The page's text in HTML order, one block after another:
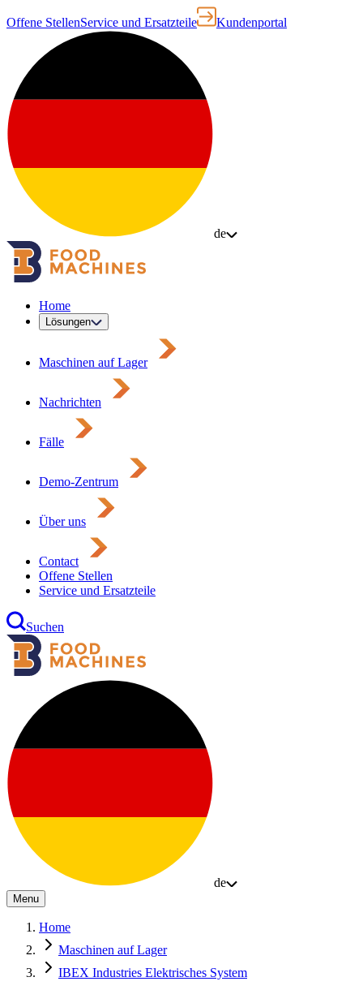
Offene StellenService und Ersatzteile Kundenportal
de
Home
Lösungen
Maschinen auf Lager
Nachrichten
Fälle
Demo-Zentrum
Über uns
Contact
Offene Stellen
Service und Ersatzteile
Suchen
de
Menu
Home
Maschinen auf Lager
IBEX Industries Elektrisches System